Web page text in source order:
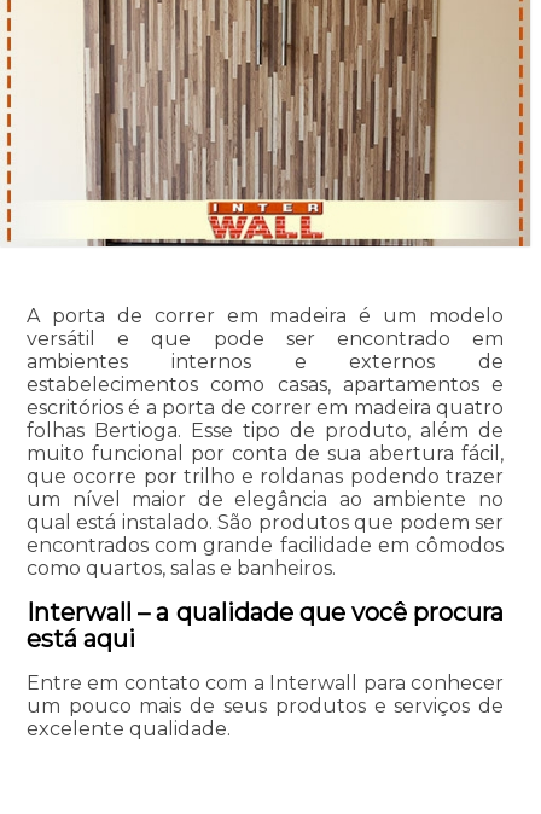
A porta de correr em madeira é um modelo
versátil e que pode ser encontrado em
ambientes internos e externos de
estabelecimentos como casas, apartamentos e
escritórios é a porta de correr em madeira quatro
folhas Bertioga. Esse tipo de produto, além de
muito funcional por conta de sua abertura fácil,
que ocorre por trilho e roldanas podendo trazer
um nível maior de elegância ao ambiente no
qual está instalado. São produtos que podem ser
encontrados com grande facilidade em cômodos
como quartos, salas e banheiros.
Interwall – a qualidade que você procura
está aqui
Entre em contato com a Interwall para conhecer
um pouco mais de seus produtos e serviços de
excelente qualidade.